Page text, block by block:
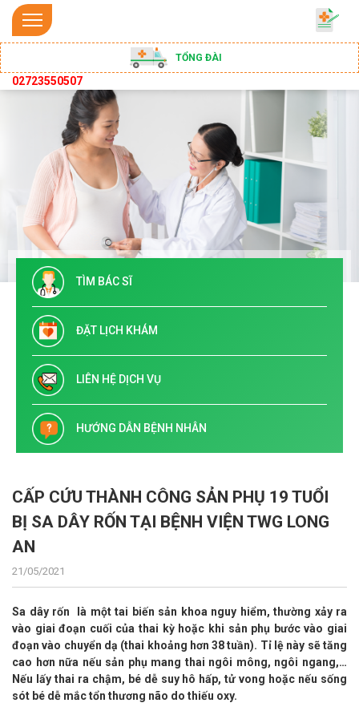
TỔNG ĐÀI
02723550507
TÌM BÁC SĨ
ĐẶT LỊCH KHÁM
LIÊN HỆ DỊCH VỤ
HƯỚNG DẪN BỆNH NHÂN
CẤP CỨU THÀNH CÔNG SẢN PHỤ 19 TUỔI
BỊ SA DÂY RỐN TẠI BỆNH VIỆN TWG LONG
AN
21/05/2021
Sa dây rốn là một tai biến sản khoa nguy hiểm, thường xảy ra
vào giai đoạn cuối của thai kỳ hoặc khi sản phụ bước vào giai
đoạn vào chuyển dạ (thai khoảng hơn 38 tuần). Tỉ lệ này sẽ tăng
cao hơn nữa nếu sản phụ mang thai ngôi mông, ngôi ngang,…
Nếu lấy thai ra chậm, bé dễ suy hô hấp, tử vong hoặc nếu sống
sót bé dễ mắc tổn thương não do thiếu oxy.